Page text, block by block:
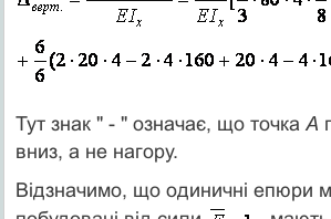
Тут знак " - " означає, що точка А
вниз, а не нагору.
Відзначимо, що одиничні епюри